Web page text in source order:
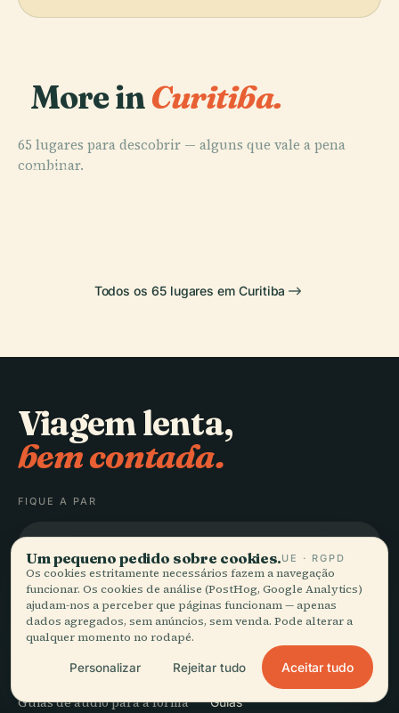
More inCuritiba.
65 lugares para descobrir — alguns que vale a pena
combinar.
PLACE
PLACE
PLACE
Todos os 65 lugares em Curitiba
Viagem lenta,
bem contada.
FIQUE A PAR
Audiala
Guias de áudio para a forma
EXPLORAR
Guias
Um pequeno pedido sobre cookies.UE · RGPD
Os cookies estritamente necessários fazem a navegação
funcionar. Os cookies de análise (PostHog, Google Analytics)
ajudam-nos a perceber que páginas funcionam — apenas
dados agregados, sem anúncios, sem venda. Pode alterar a
qualquer momento no rodapé.
Personalizar Rejeitar tudo Aceitar tudo